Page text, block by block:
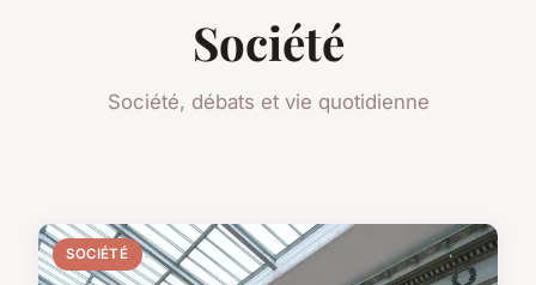
Société
Société, débats et vie quotidienne
SOCIÉTÉ